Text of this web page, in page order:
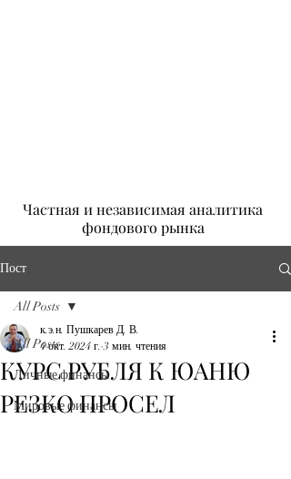
Частная и независимая аналитика
фондового рынка
Пост
All Posts
Личные финансы
Мировые финансы
All Posts
КУРС РУБЛЯ К ЮАНЮ
РЕЗКО ПРОСЕЛ
к.э.н. Пушкарев Д. В.
4 окт. 2024 г. 3 мин. чтения